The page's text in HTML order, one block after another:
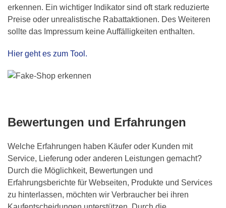
erkennen. Ein wichtiger Indikator sind oft stark reduzierte
Preise oder unrealistische Rabattaktionen. Des Weiteren
sollte das Impressum keine Auffälligkeiten enthalten.
Hier geht es zum Tool.
Bewertungen und Erfahrungen
Welche Erfahrungen haben Käufer oder Kunden mit
Service, Lieferung oder anderen Leistungen gemacht?
Durch die Möglichkeit, Bewertungen und
Erfahrungsberichte für Webseiten, Produkte und Services
zu hinterlassen, möchten wir Verbraucher bei ihren